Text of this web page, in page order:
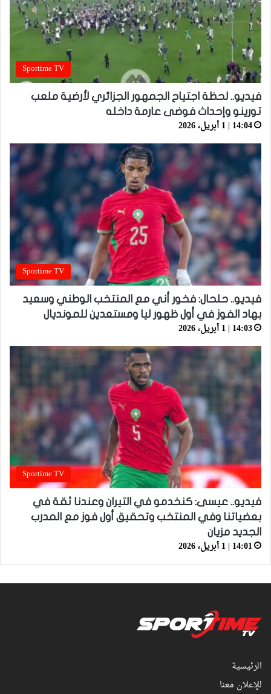
Sportime TV
فيديو.. لحظة اجتياح الجمهور الجزائري لأرضية ملعب
تورينو وإحداث فوضى عارمة داخله
14:04 | 1 أبريل، 2026
Sportime TV
فيديو.. حلحال: فخور أني مع المنتخب الوطني وسعيد
بهاد الفوز في أول ظهور ليا ومستعدين للمونديال
14:03 | 1 أبريل، 2026
Sportime TV
فيديو.. عيسى: كنخدمو في التيران وعندنا ثقة في
بعضياتنا وفي المنتخب وتحقيق أول فوز مع المدرب
الجديد مزيان
14:01 | 1 أبريل، 2026
الرئيسية
للإعلان معنا